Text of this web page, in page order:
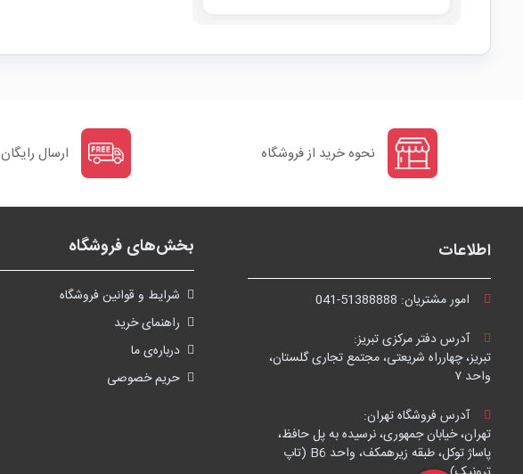
نحوه خرید از فروشگاه ارسال رایگان
اطلاعات
امور مشتریان: 041-51388888
آدرس دفتر مرکزی تبریز:
تبریز، چهارراه شریعتی، مجتمع تجاری گلستان،
واحد ۷
آدرس فروشگاه تهران:
تهران، خیابان جمهوری، نرسیده به پل حافظ،
پاساژ توکل، طبقه زیرهمکف، واحد B6 (تاپ
بخش‌های فروشگاه
شرايط و قوانین فروشگاه
راهنمای خرید
درباره‌ی ما
حریم خصوصی